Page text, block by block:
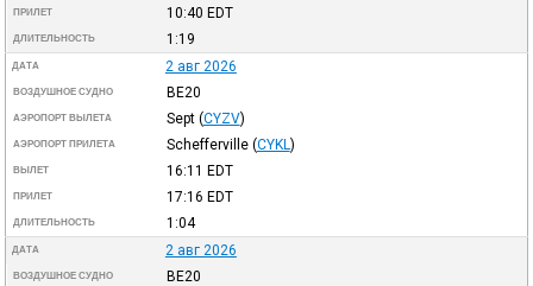
ПРИЛЕТ 10:40 EDT
ДЛИТЕЛЬНОСТЬ 1:19
ДАТА 2 авг 2026
ВОЗДУШНОЕ СУДНО BE20
АЭРОПОРТ ВЫЛЕТА Sept (CYZV)
АЭРОПОРТ ПРИЛЕТА Schefferville (CYKL )
ВЫЛЕТ 16:11 EDT
ПРИЛЕТ 17:16 EDT
ДЛИТЕЛЬНОСТЬ 1:04
ДАТА 2 авг 2026
ВОЗДУШНОЕ СУДНО BE20